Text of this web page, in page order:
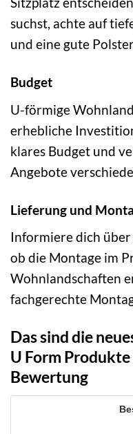
suchst, achte auf
und eine gute
Budget
U-förmige
erhebliche
klares Budget und
Angebote
Lieferung und
Informiere dich
ob die Montage im
Wohnlandschaften
fachgerechte
Das sind die
U Form
Bewertung